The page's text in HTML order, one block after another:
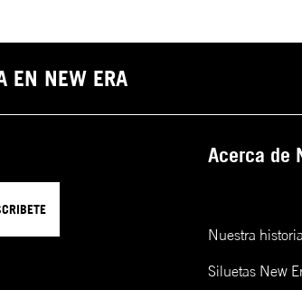
EN NEW ERA
Acerca de
Nuestra historia
Siluetas New